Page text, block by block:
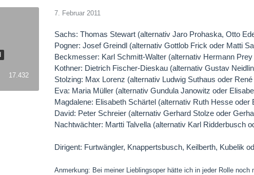
17.432
7. Februar 2011
Sachs: Thomas Stewart (alternativ Jaro Prohaska, Otto
Pogner: Josef Greindl (alternativ Gottlob Frick oder Matti
Beckmesser: Karl Schmitt-Walter (alternativ Hermann
Kothner: Dietrich Fischer-Dieskau (alternativ Gustav
Stolzing: Max Lorenz (alternativ Ludwig Suthaus oder René
Eva: Maria Müller (alternativ Gundula Janowitz oder
Magdalene: Elisabeth Schärtel (alternativ Ruth Hesse oder
David: Peter Schreier (alternativ Gerhard Stolze oder
Nachtwächter: Martti Talvella (alternativ Karl Ridderbusch
Dirigent: Furtwängler, Knappertsbusch, Keilberth, Kubelik
Anmerkung: Bei meiner Lieblingsoper hätte ich in jeder Rolle